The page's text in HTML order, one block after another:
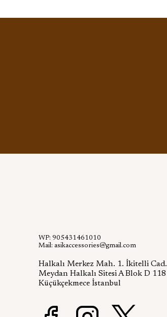
WP: 905431461010
Mail: asikaccessories@gmail.com
Halkalı Merkez Mah. 1. İkitelli Cad.
Meydan Halkalı Sitesi A Blok D 118
Küçükçekmece İstanbul